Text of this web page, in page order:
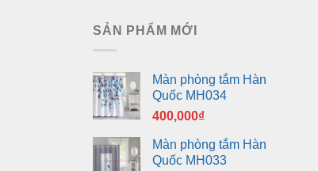
SẢN PHẨM MỚI
Màn phòng tắm Hàn
Quốc MH034
400,000₫
Màn phòng tắm Hàn
Quốc MH033